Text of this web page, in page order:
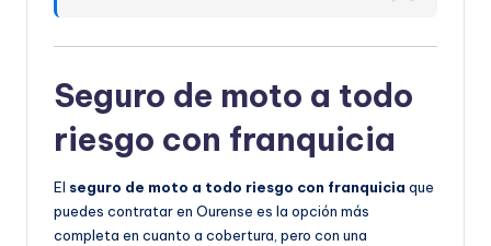
Seguro de moto a todo
riesgo con franquicia
El seguro de moto a todo riesgo con franquicia que
puedes contratar en Ourense es la opción más
completa en cuanto a cobertura, pero con una